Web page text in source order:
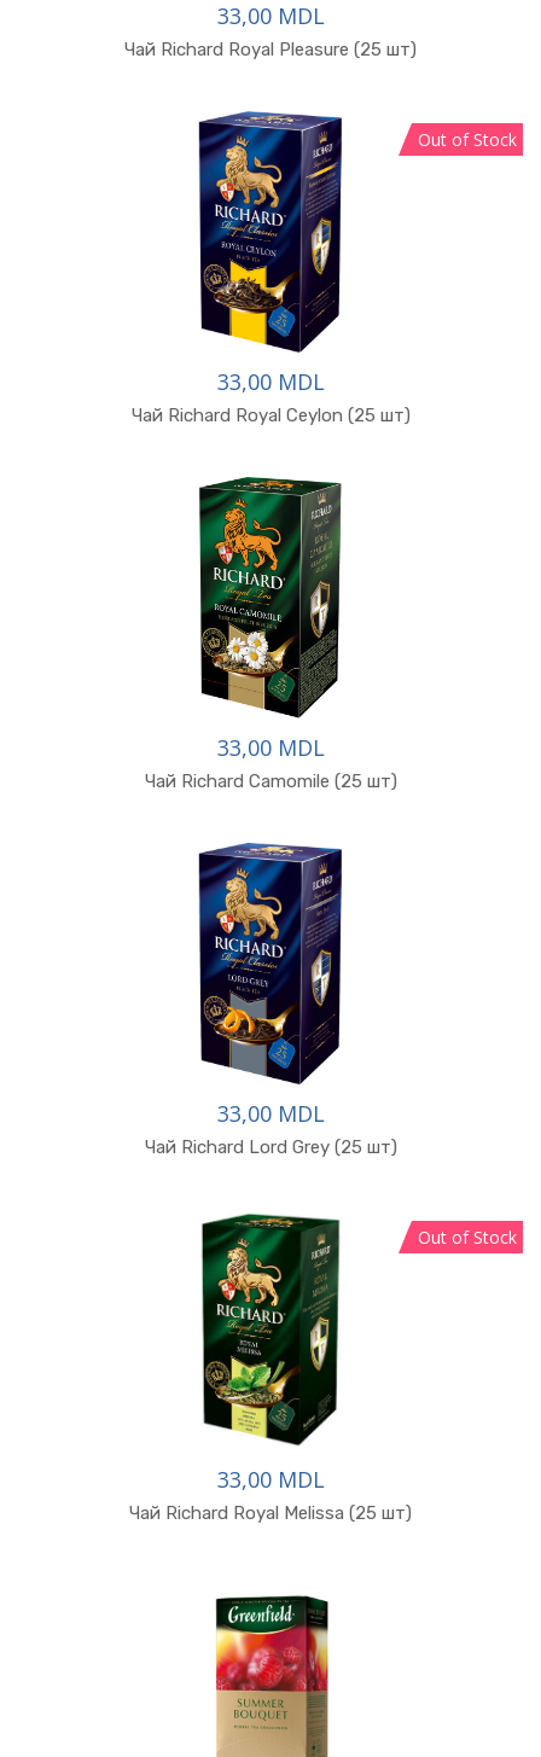
33,00 MDL
Чай Richard Royal Pleasure (25 шт)
Out of Stock
33,00 MDL
Чай Richard Royal Ceylon (25 шт)
33,00 MDL
Чай Richard Camomile (25 шт)
33,00 MDL
Чай Richard Lord Grey (25 шт)
Out of Stock
33,00 MDL
Чай Richard Royal Melissa (25 шт)